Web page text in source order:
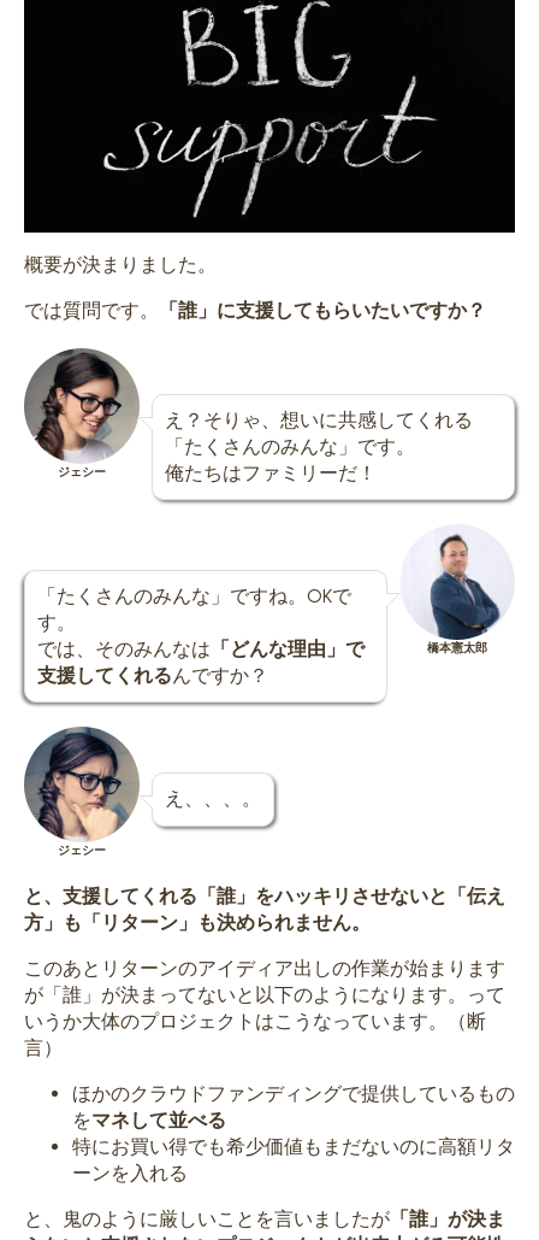
概要が決まりました。
では質問です。
「誰」に支援してもらいたいですか？
ジェシー
え？そりゃ、想いに共感してくれる
「たくさんのみんな」です。
俺たちはファミリーだ！
「たくさんのみんな」ですね。OKで
す。
では、そのみんなは 「どんな理由」で
支援してくれるんですか？
橋本憲太郎
ジェシー
え、、、。
と、支援してくれる「誰」をハッキリさせないと「伝え
方」も「リターン」も決められません。
このあとリターンのアイディア出しの作業が始まります
が「誰」が決まってないと以下のようになります。って
いうか大体のプロジェクトはこうなっています。（断
言）
ほかのクラウドファンディングで提供しているもの
をマネして並べる
特にお買い得でも希少価値もまだないのに高額リタ
ーンを入れる
と、鬼のように厳しいことを言いましたが 「誰」が決ま